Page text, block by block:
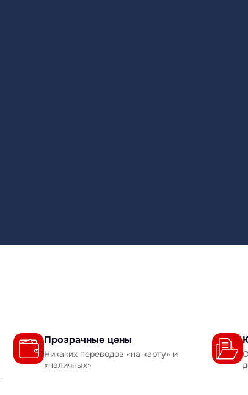
Прозрачные цены
Никаких переводов «на карту» и
«наличных»